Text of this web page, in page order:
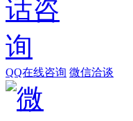
QQ在线咨询 微信洽谈